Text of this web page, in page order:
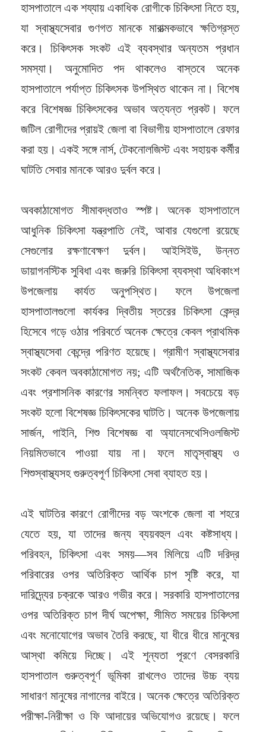
হাসপাতালে এক শয্যায় একাধিক রোগীকে চিকিৎসা নিতে হয়,
যা স্বাস্থ্যসেবার গুণগত মানকে মারাত্মকভাবে ক্ষতিগ্রস্ত
করে। চিকিৎসক সংকট এই ব্যবস্থার অন্যতম প্রধান
সমস্যা। অনুমোদিত পদ থাকলেও বাস্তবে অনেক
হাসপাতালে পর্যাপ্ত চিকিৎসক উপস্থিত থাকেন না। বিশেষ
করে বিশেষজ্ঞ চিকিৎসকের অভাব অত্যন্ত প্রকট। ফলে
জটিল রোগীদের প্রায়ই জেলা বা বিভাগীয় হাসপাতালে রেফার
করা হয়। একই সঙ্গে নার্স, টেকনোলজিস্ট এবং সহায়ক কর্মীর
ঘাটতি সেবার মানকে আরও দুর্বল করে।
অবকাঠামোগত সীমাবদ্ধতাও স্পষ্ট। অনেক হাসপাতালে
আধুনিক চিকিৎসা যন্ত্রপাতি নেই, আবার যেগুলো রয়েছে
সেগুলোর রক্ষণাবেক্ষণ দুর্বল। আইসিইউ, উন্নত
ডায়াগনস্টিক সুবিধা এবং জরুরি চিকিৎসা ব্যবস্থা অধিকাংশ
উপজেলায় কার্যত অনুপস্থিত। ফলে উপজেলা
হাসপাতালগুলো কার্যকর দ্বিতীয় স্তরের চিকিৎসা কেন্দ্র
হিসেবে গড়ে ওঠার পরিবর্তে অনেক ক্ষেত্রে কেবল প্রাথমিক
স্বাস্থ্যসেবা কেন্দ্রে পরিণত হয়েছে। গ্রামীণ স্বাস্থ্যসেবার
সংকট কেবল অবকাঠামোগত নয়; এটি অর্থনৈতিক, সামাজিক
এবং প্রশাসনিক কারণের সমন্বিত ফলাফল। সবচেয়ে বড়
সংকট হলো বিশেষজ্ঞ চিকিৎসকের ঘাটতি। অনেক উপজেলায়
সার্জন, গাইনি, শিশু বিশেষজ্ঞ বা অ্যানেসথেসিওলজিস্ট
নিয়মিতভাবে পাওয়া যায় না। ফলে মাতৃস্বাস্থ্য ও
শিশুস্বাস্থ্যসহ গুরুত্বপূর্ণ চিকিৎসা সেবা ব্যাহত হয়।
এই ঘাটতির কারণে রোগীদের বড় অংশকে জেলা বা শহরে
যেতে হয়, যা তাদের জন্য ব্যয়বহুল এবং কষ্টসাধ্য।
পরিবহন, চিকিৎসা এবং সময়—সব মিলিয়ে এটি দরিদ্র
পরিবারের ওপর অতিরিক্ত আর্থিক চাপ সৃষ্টি করে, যা
দারিদ্র্যের চক্রকে আরও গভীর করে। সরকারি হাসপাতালের
ওপর অতিরিক্ত চাপ দীর্ঘ অপেক্ষা, সীমিত সময়ের চিকিৎসা
এবং মনোযোগের অভাব তৈরি করছে, যা ধীরে ধীরে মানুষের
আস্থা কমিয়ে দিচ্ছে। এই শূন্যতা পূরণে বেসরকারি
হাসপাতাল গুরুত্বপূর্ণ ভূমিকা রাখলেও তাদের উচ্চ ব্যয়
সাধারণ মানুষের নাগালের বাইরে। অনেক ক্ষেত্রে অতিরিক্ত
পরীক্ষা-নিরীক্ষা ও ফি আদায়ের অভিযোগও রয়েছে। ফলে